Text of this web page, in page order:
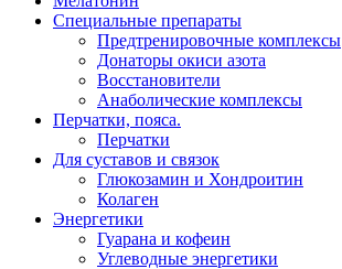
Специальные препараты
Предтренировочные комплексы
Донаторы окиси азота
Восстановители
Анаболические комплексы
Перчатки, пояса.
Перчатки
Для суставов и связок
Глюкозамин и Хондроитин
Колаген
Энергетики
Гуарана и кофеин
Углеводные энергетики